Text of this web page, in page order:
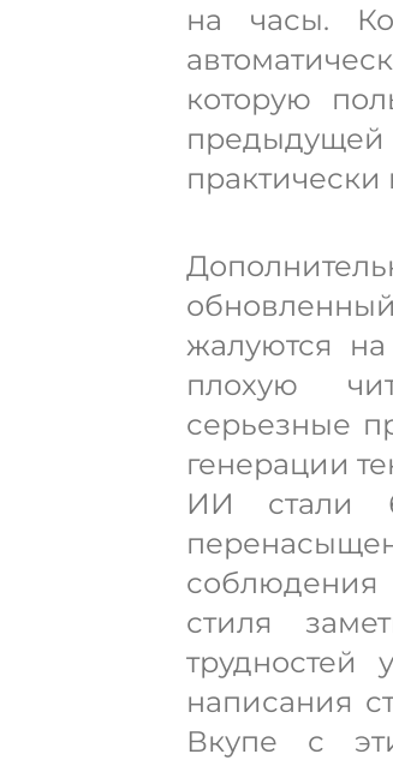
на часы.
которую
жалуются на
плохую
серьезные
генерации
ИИ стали
стиля
трудностей
написания
Вкупе с